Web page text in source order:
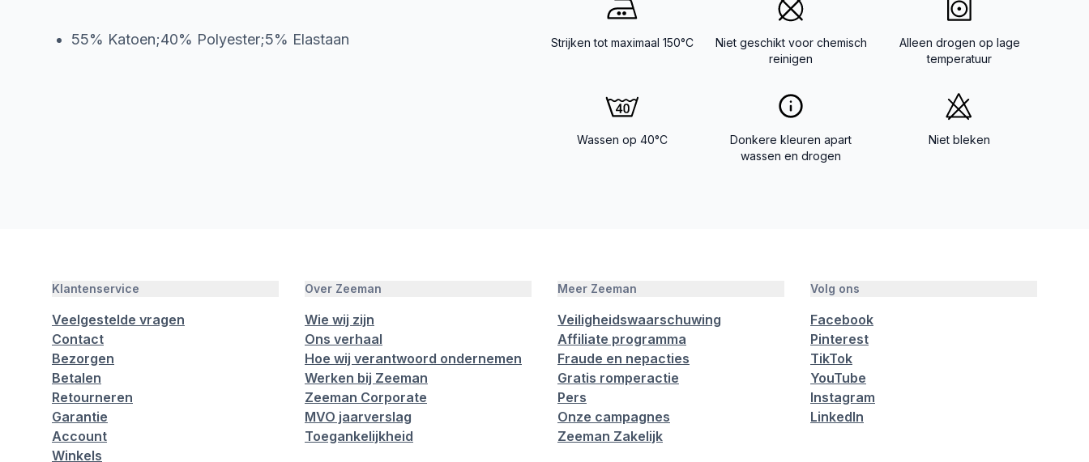
55% Katoen;40% Polyester;5% Elastaan Strijken tot maximaal 150°C
Niet geschikt voor chemisch
reinigen
Alleen drogen op lage
temperatuur
Wassen op 40°C
Donkere kleuren apart
wassen en drogen
Niet bleken
Klantenservice
Veelgestelde vragen
Contact
Bezorgen
Betalen
Retourneren
Garantie
Account
Winkels
Over Zeeman
Wie wij zijn
Ons verhaal
Hoe wij verantwoord ondernemen
Werken bij Zeeman
Zeeman Corporate
MVO jaarverslag
Toegankelijkheid
Meer Zeeman
Veiligheidswaarschuwing
Affiliate programma
Fraude en nepacties
Gratis romperactie
Pers
Onze campagnes
Zeeman Zakelijk
Volg ons
Facebook
Pinterest
TikTok
YouTube
Instagram
LinkedIn